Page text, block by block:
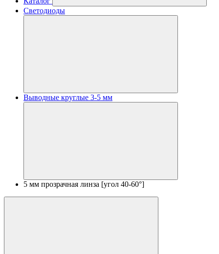
Светодиоды
Выводные круглые 3-5 мм
5 мм прозрачная линза [угол 40-60°]